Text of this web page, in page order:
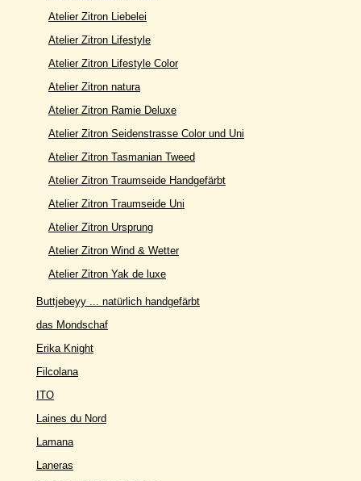
Atelier Zitron Liebelei
Atelier Zitron Lifestyle
Atelier Zitron Lifestyle Color
Atelier Zitron natura
Atelier Zitron Ramie Deluxe
Atelier Zitron Seidenstrasse Color und Uni
Atelier Zitron Tasmanian Tweed
Atelier Zitron Traumseide Handgefärbt
Atelier Zitron Traumseide Uni
Atelier Zitron Ursprung
Atelier Zitron Wind & Wetter
Atelier Zitron Yak de luxe
Buttjebeyy ... natürlich handgefärbt
das Mondschaf
Erika Knight
Filcolana
ITO
Laines du Nord
Lamana
Laneras